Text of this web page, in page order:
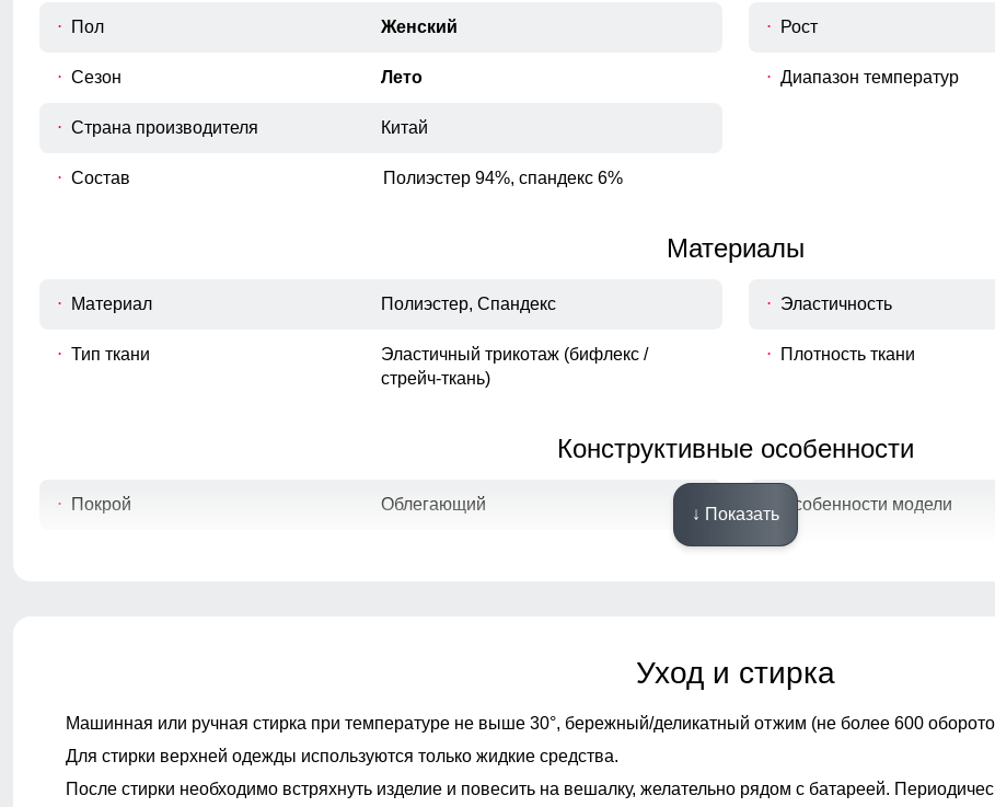
Пол Женский
Сезон Лето
Страна производителя Китай
Рост
Диапазон температур
Состав Полиэстер 94%, спандекс 6%
Материалы
Материал Полиэстер, Спандекс
Тип ткани
Эластичный трикотаж (бифлекс /
стрейч-ткань)
Эластичность
Плотность ткани
Конструктивные особенности
Покрой Облегающий Особенности модели
Дизайн и стиль
↓ Показать
Уход и стирка
Машинная или ручная стирка при температуре не выше 30°, бережный/деликатный отжим (не более 600
Для стирки верхней одежды используются только жидкие средства.
После стирки необходимо встряхнуть изделие и повесить на вешалку, желательно рядом с батареей.